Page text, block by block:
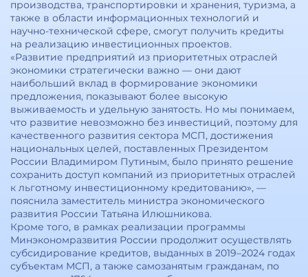
производства, транспортировки и хранения, туризма, а
также в области информационных технологий и
научно-технической сфере, смогут получить кредиты
на реализацию инвестиционных проектов.
«Развитие предприятий из приоритетных отраслей
экономики стратегически важно — они дают
наибольший вклад в формирование экономики
предложения, показывают более высокую
выживаемость и удельную занятость. Но мы понимаем,
что развитие невозможно без инвестиций, поэтому для
качественного развития сектора МСП, достижения
национальных целей, поставленных Президентом
России Владимиром Путиным, было принято решение
сохранить доступ компаний из приоритетных отраслей
к льготному инвестиционному кредитованию», —
пояснила заместитель министра экономического
развития России Татьяна Илюшникова.
Кроме того, в рамках реализации программы
Минэкономразвития России продолжит осуществлять
субсидирование кредитов, выданных в 2019–2024 годах
субъектам МСП, а также самозанятым гражданам, по